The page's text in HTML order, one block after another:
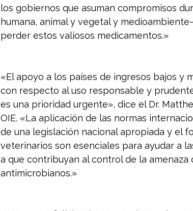
los gobiernos que asuman compromisos
humana, animal y vegetal y
perder estos valiosos medicamentos.»
«El apoyo a los países de ingresos bajos y
con respecto al uso responsable y
es una prioridad urgente», dice el Dr.
OIE. «La aplicación de las normas
de una legislación nacional apropiada y el
veterinarios son esenciales para ayudar a
a que contribuyan al control de la amenaza
antimicrobianos.»